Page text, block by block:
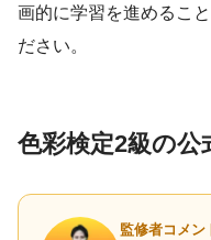
画的に学習を進めるこ
ださい。
色彩検定2級の公
監修者コメン